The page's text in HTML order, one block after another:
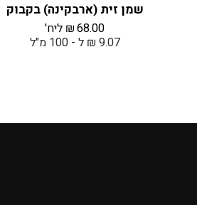
שמן זית (ארבקינה) בקבוק
₪68.00
ליח'
9.07 ₪ ל - 100 מ"ל